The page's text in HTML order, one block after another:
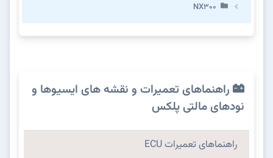
NX300
راهنماهای تعمیرات و نقشه های ایسیوها و
نودهای مالتی پلکس
راهنماهای تعمیرات ECU